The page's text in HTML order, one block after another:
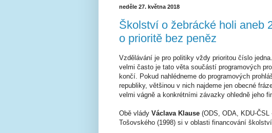
neděle 27. května 2018
Školství o žebrácké holi aneb
o prioritě bez peněz
Vzdělávání je pro politiky vždy prioritou číslo
velmi často je tato věta součástí programových
končí. Pokud nahlédneme do programových
republiky, většinou v nich najdeme jen obecné
velmi vágně a konkrétními závazky ohledně jeho
Obě vlády Václava Klause (ODS, ODA, KDU-
Tošovského (1998) si v oblasti financování